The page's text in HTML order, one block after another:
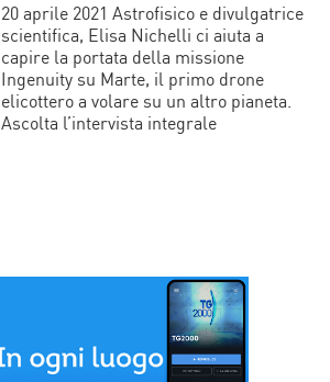
20 aprile 2021 Astrofisico e divulgatrice
scientifica, Elisa Nichelli ci aiuta a
capire la portata della missione
Ingenuity su Marte, il primo drone
elicottero a volare su un altro pianeta.
Ascolta l’intervista integrale